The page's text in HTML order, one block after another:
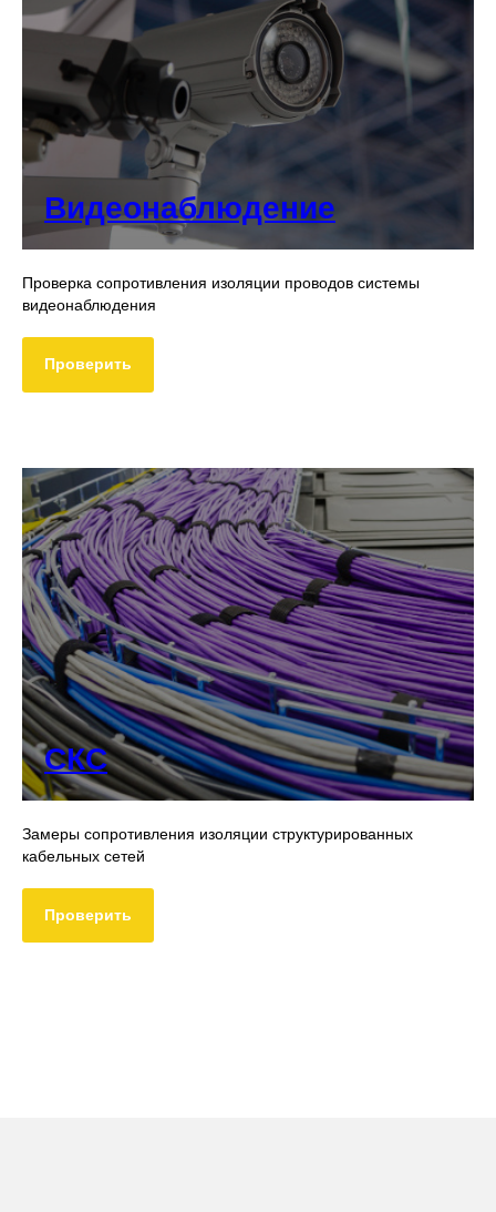
Видеонаблюдение
Проверка сопротивления изоляции проводов системы
видеонаблюдения
Проверить
СКС
Замеры сопротивления изоляции структурированных
кабельных сетей
Проверить